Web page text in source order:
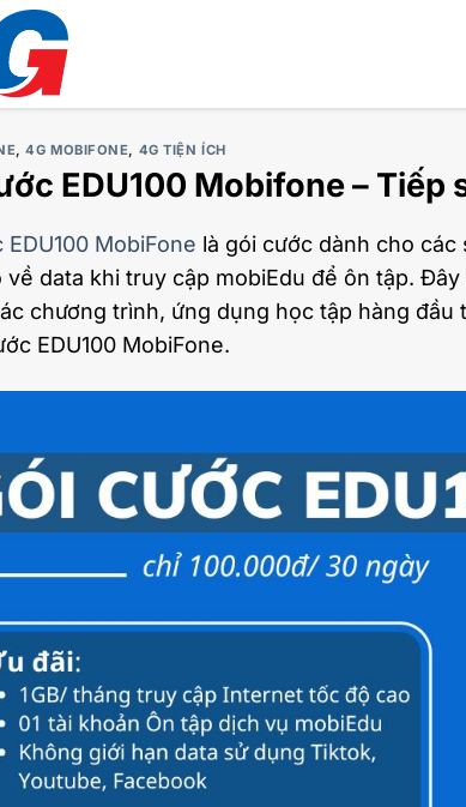
,4G MOBIFONE, 4G TIỆN ÍCH
EDU100 Mobifone – Tiếp
EDU100 MobiFone là gói cước dành cho
về data khi truy cập mobiEdu để ôn tập.
chương trình, ứng dụng học tập hàng
EDU100 MobiFone.